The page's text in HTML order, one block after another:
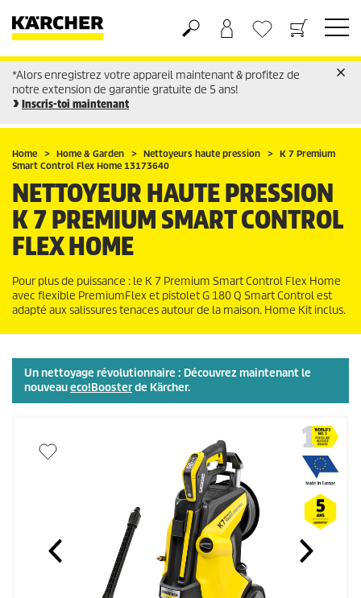
Panier
Liste d'envies
*Alors enregistrez votre appareil maintenant & profitez de
notre extension de garantie gratuite de 5 ans!
Inscris-toi maintenant
Home Home & Garden Nettoyeurs haute pression
K 7 Premium
Smart Control Flex Home 13173640
NETTOYEUR HAUTE PRESSION
K 7 PREMIUM SMART CONTROL
FLEX HOME
Pour plus de puissance : le K 7 Premium Smart Control Flex Home
avec flexible PremiumFlexet pistolet G 180 Q Smart Control est
adapté aux salissures tenaces autour de la maison. Home Kit inclus.
Un nettoyage révolutionnaire : Découvrez maintenant le
nouveaueco!Boosterde Kärcher.